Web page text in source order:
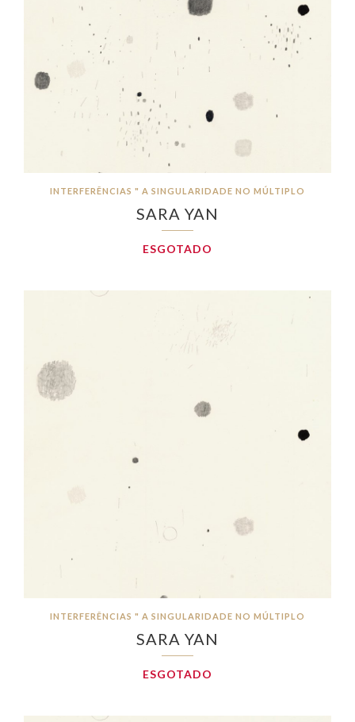
INTERFERÊNCIAS " A SINGULARIDADE NO MÚLTIPLO
SARA YAN
ESGOTADO
INTERFERÊNCIAS " A SINGULARIDADE NO MÚLTIPLO
SARA YAN
ESGOTADO